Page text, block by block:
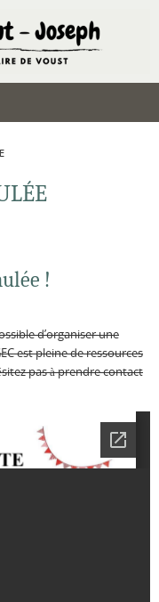
!
d’organiser une
est pleine de ressources
pas à prendre contact